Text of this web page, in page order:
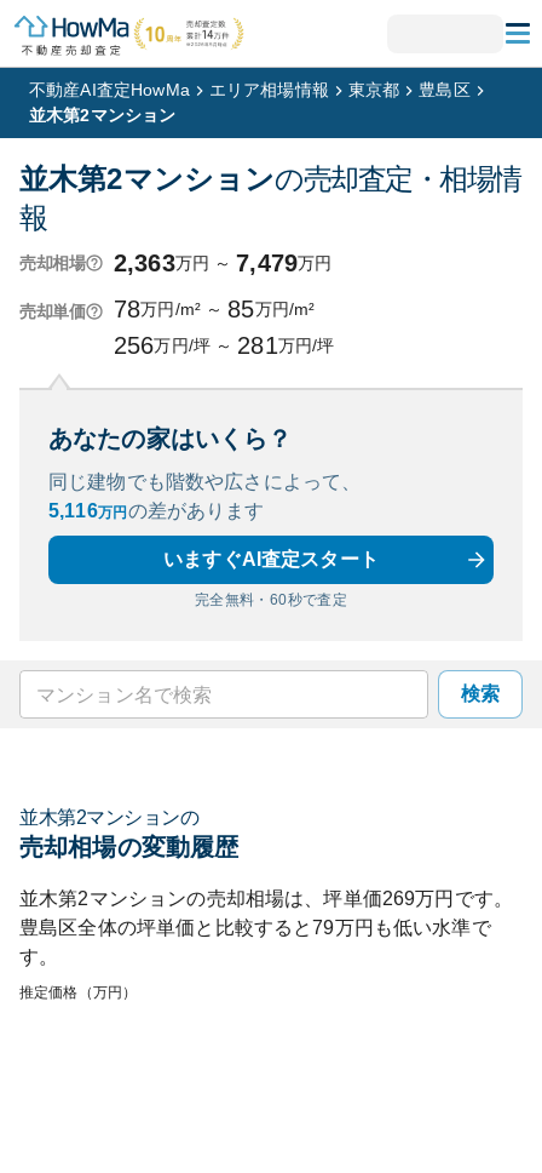
不動産AI査定HowMa エリア相場情報 東京都
豊島区
並木第2マンション
並木第2マンションの売却査定・相場情
報
売却相場 2,363万円 ～ 7,479万円
売却単価 78万円/m² ～ 85万円/m²
256万円/坪 ～ 281万円/坪
あなたの家はいくら？
同じ建物でも階数や広さによって、
5,116万円 の差があります
いますぐAI査定スタート
完全無料・60秒で査定
検索
並木第2マンションの
売却相場の変動履歴
並木第2マンションの売却相場は、坪単価269万円です。
豊島区全体の坪単価と比較すると79万円も低い水準で
す。
推定価格（万円）